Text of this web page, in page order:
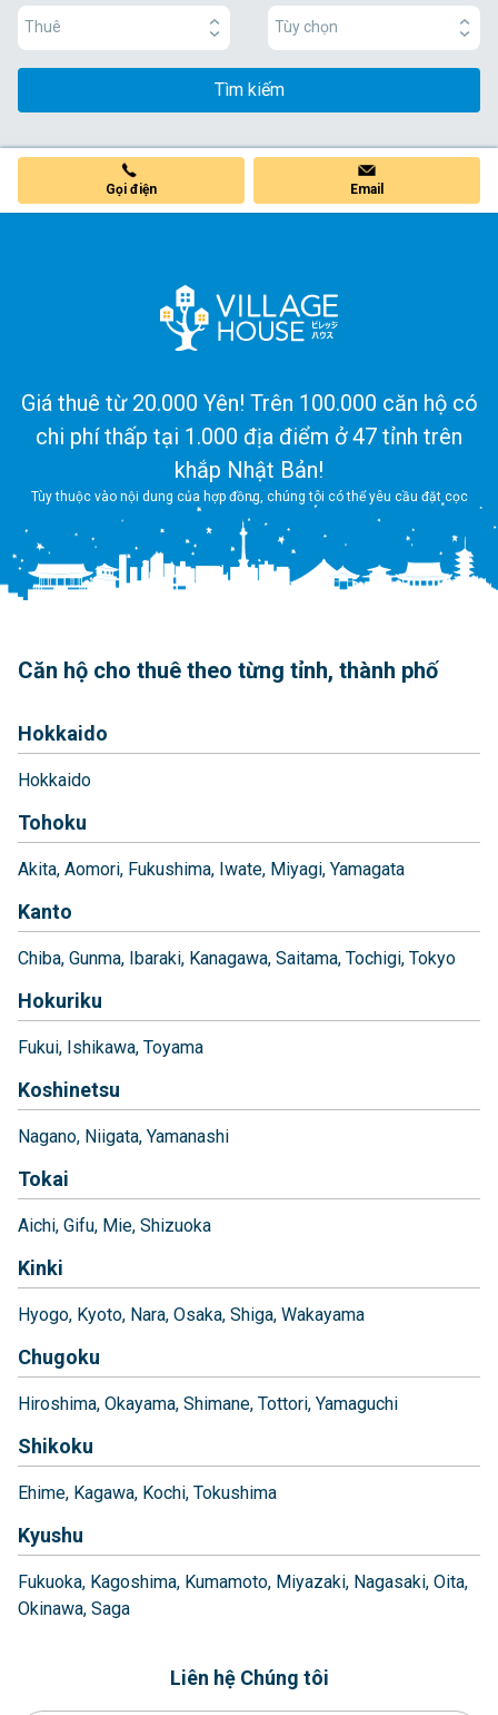
Thuê Tùy chọn
Tìm kiếm
Gọi điện Email
Giá thuê từ 20.000 Yên! Trên 100.000 căn hộ có
chi phí thấp tại 1.000 địa điểm ở 47 tỉnh trên
khắp Nhật Bản!
Tùy thuộc vào nội dung của hợp đồng, chúng tôi có thể yêu cầu đặt cọc
Căn hộ cho thuê theo từng tỉnh, thành phố
Hokkaido
Hokkaido
Tohoku
Akita Aomori Fukushima Iwate Miyagi Yamagata
Kanto
Chiba Gunma Ibaraki Kanagawa Saitama Tochigi Tokyo
Hokuriku
Fukui Ishikawa Toyama
Koshinetsu
Nagano Niigata Yamanashi
Tokai
Aichi Gifu Mie Shizuoka
Kinki
Hyogo Kyoto Nara Osaka Shiga Wakayama
Chugoku
Hiroshima Okayama Shimane Tottori Yamaguchi
Shikoku
Ehime Kagawa Kochi Tokushima
Kyushu
Fukuoka Kagoshima Kumamoto Miyazaki Nagasaki Oita
Okinawa Saga
Liên hệ Chúng tôi